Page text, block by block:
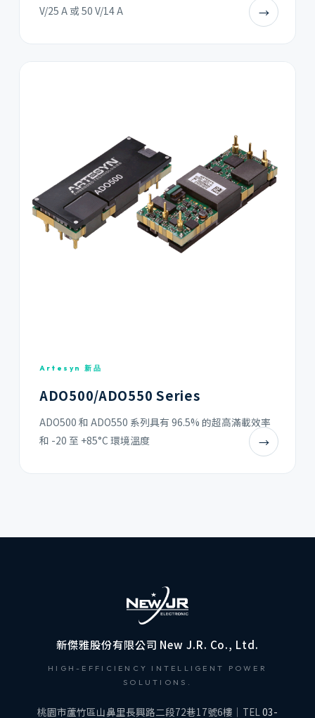
V/25 A 或 50 V/14 A
→
Artesyn 新品
ADO500/ADO550 Series
ADO500 和 ADO550 系列具有 96.5% 的超高滿載效率
和 -20 至 +85°C 環境溫度
→
新傑雅股份有限公司 New J.R. Co., Ltd.
HIGH-EFFICIENCY INTELLIGENT POWER
SOLUTIONS.
桃園市蘆竹區山鼻里長興路二段72巷17號6樓｜TEL03-